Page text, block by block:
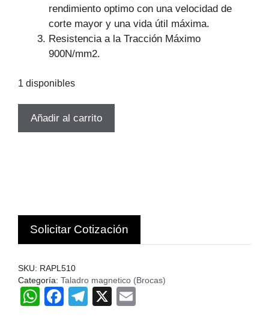
rendimiento optimo con una velocidad de
corte mayor y una vida útil máxima.
Resistencia a la Tracción Máximo
900N/mm2.
1 disponibles
RAPTOR
INGL
cantidad
Añadir al carrito
Solicitar Cotización
SKU: RAPL510
Categoría: Taladro magnetico (Brocas)
W
F
T
X